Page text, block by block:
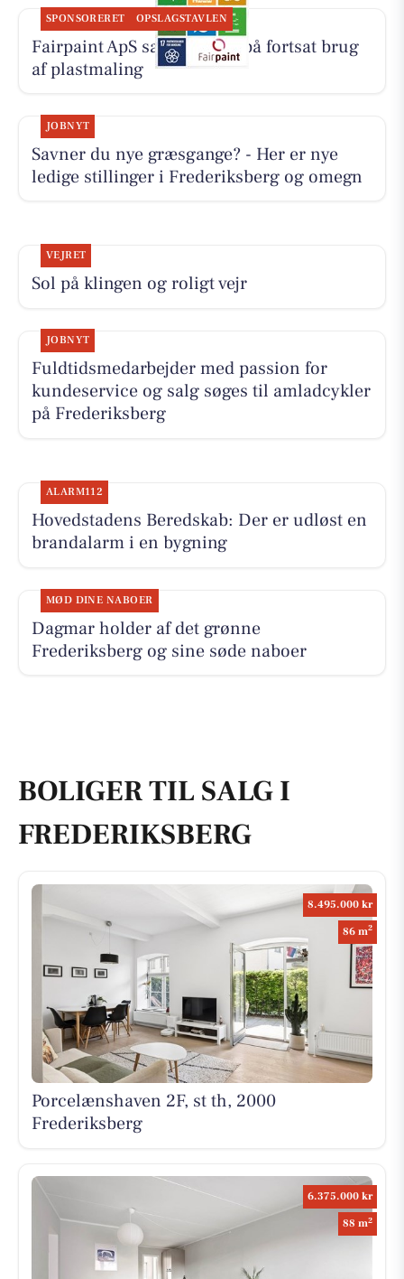
SPONSORERET OPSLAGSTAVLEN
Fairpaint ApS sætter fokus på fortsat brug
af plastmaling
JOBNYT
Savner du nye græsgange? - Her er nye
ledige stillinger i Frederiksberg og omegn
VEJRET
Sol på klingen og roligt vejr
JOBNYT
Fuldtidsmedarbejder med passion for
kundeservice og salg søges til amladcykler
på Frederiksberg
ALARM112
Hovedstadens Beredskab: Der er udløst en
brandalarm i en bygning
MØD DINE NABOER
Dagmar holder af det grønne
Frederiksberg og sine søde naboer
BOLIGER TIL SALG I
FREDERIKSBERG
8.495.000 kr
86 m2
Porcelænshaven 2F, st th, 2000
Frederiksberg
6.375.000 kr
88 m2